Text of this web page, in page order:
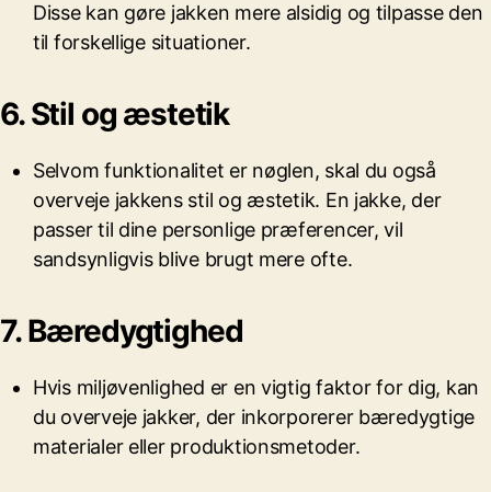
Disse kan gøre jakken mere alsidig og tilpasse den
til forskellige situationer.
6. Stil og æstetik
Selvom funktionalitet er nøglen, skal du også
overveje jakkens stil og æstetik. En jakke, der
passer til dine personlige præferencer, vil
sandsynligvis blive brugt mere ofte.
7. Bæredygtighed
Hvis miljøvenlighed er en vigtig faktor for dig, kan
du overveje jakker, der inkorporerer bæredygtige
materialer eller produktionsmetoder.